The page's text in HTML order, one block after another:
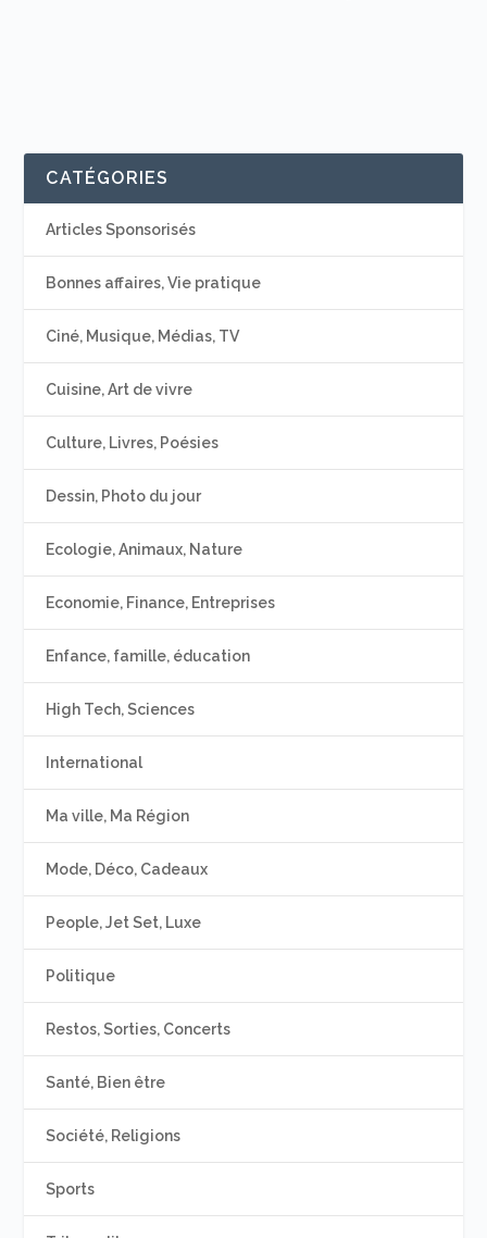
CATÉGORIES
Articles Sponsorisés
Bonnes affaires, Vie pratique
Ciné, Musique, Médias, TV
Cuisine, Art de vivre
Culture, Livres, Poésies
Dessin, Photo du jour
Ecologie, Animaux, Nature
Economie, Finance, Entreprises
Enfance, famille, éducation
High Tech, Sciences
International
Ma ville, Ma Région
Mode, Déco, Cadeaux
People, Jet Set, Luxe
Politique
Restos, Sorties, Concerts
Santé, Bien être
Société, Religions
Sports